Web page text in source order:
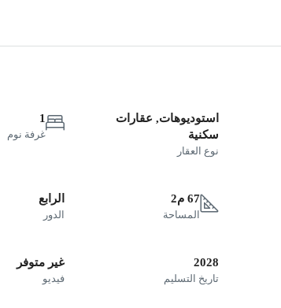
استوديوهات, عقارات
سكنية
نوع العقار
1
غرفة نوم
67 م2
المساحة
الرابع
الدور
2028
تاريخ التسليم
غير متوفر
فيديو